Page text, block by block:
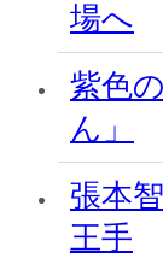
場へ
紫色
ん」
張本
王手